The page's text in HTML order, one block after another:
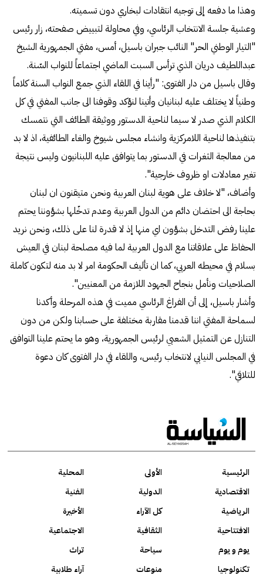
وهذا ما دفعه إلى توجيه انتقادات لبخاري دون تسميته.
وعشية جلسة الانتخاب الرئاسي، وفي محاولة لتبييض صفحته، زار رئيس
"التيار الوطني الحر" النائب جبران باسيل، أمس، مفتي الجمهورية الشيخ
عبداللطيف دريان الذي ترأس السبت الماضي اجتماعاً للنواب السّنة.
وقال باسيل من دار الفتوى: "رأينا في اللقاء الذي جمع النواب السنة كلاماً
وطنياً لا يختلف عليه لبنانيان وأتينا لنؤكد وقوفنا الى جانب المفتي في كل
الكلام الذي صدر لا سيما لناحية الدستور ووثيقة الطائف التي نتمسك
بتنفيذها لناحية اللامركزية وانشاء مجلس شيوخ والغاء الطائفية، اذ لا بد
من معالجة الثغرات في الدستور بما يتوافق عليه اللبنانيون وليس نتيجة
تغير معادلات او ظروف خارجية".
وأضاف، "لا خلاف على هوية لبنان العربية ونحن متيقنون ان لبنان
بحاجة الى احتضان دائم من الدول العربية وعدم تدخّلها بشؤوننا يحتم
علينا رفض التدخل بشؤون اي منها إذ لا قدرة لنا على ذلك، ونحن نريد
الحفاظ على علاقاتنا مع الدول العربية لما فيه مصلحة لبنان في العيش
بسلام في محيطه العربي، كما ان تأليف الحكومة امر لا بد منه لتكون كاملة
الصلاحيات ونأمل بنجاح الجهود اللازمة من المعنيين".
وأشار باسيل، إلى أن الفراغ الرئاسي مميت في هذه المرحلة وأكدنا
لسماحة المفتي اننا قدمنا مقاربة مختلفة على حسابنا ولكن من دون
التنازل عن التمثيل الشعبي لرئيس الجمهورية، وهو ما يحتم علينا التوافق
في المجلس النيابي لانتخاب رئيس، واللقاء في دار الفتوى كان دعوة
للتلاقي".
الرئيسية الأولى
المحلية
الاقتصادية
الدولية
الفنية
الرياضية
كل الآراء
الأخيرة
الافتتاحية
الثقافية
الاجتماعية
يوم و يوم
سياحة
تراث
تكنولوجيا
منوعات آراء طلابية